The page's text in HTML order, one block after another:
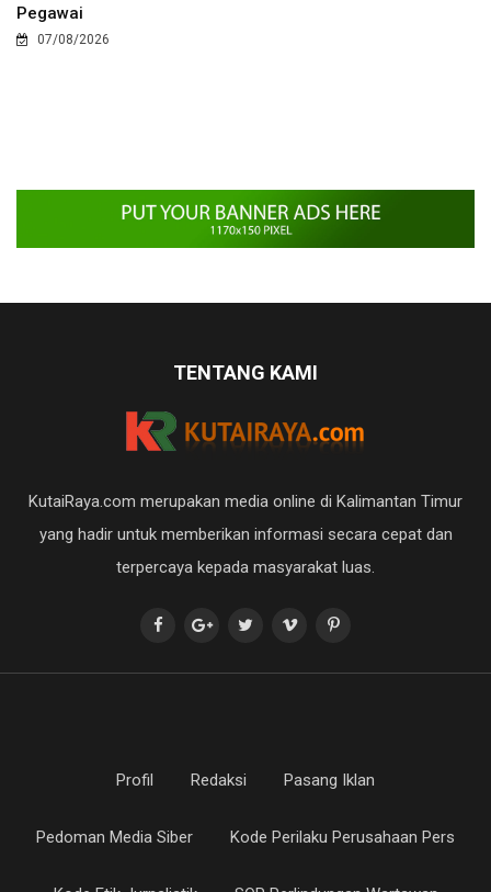
Pegawai
07/08/2026
TENTANG KAMI
KutaiRaya.com merupakan media online di Kalimantan Timur
yang hadir untuk memberikan informasi secara cepat dan
terpercaya kepada masyarakat luas.
Profil Redaksi Pasang Iklan
Pedoman Media Siber Kode Perilaku Perusahaan Pers